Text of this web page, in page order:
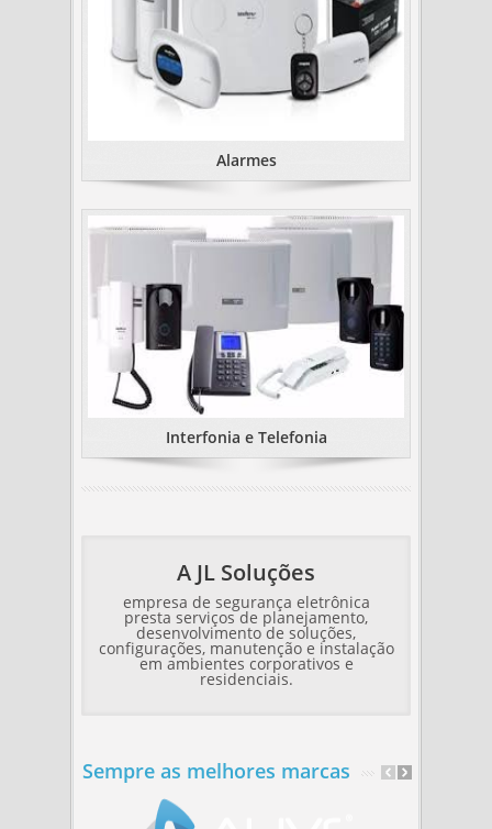
Alarmes
Interfonia e Telefonia
A JL Soluções
empresa de segurança eletrônica
presta serviços de planejamento,
desenvolvimento de soluções,
configurações, manutenção e instalação
em ambientes corporativos e
residenciais.
Sempre as melhores marcas